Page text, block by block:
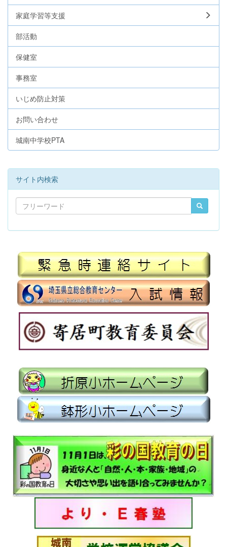
家庭学習等支援
部活動
保健室
事務室
いじめ防止対策
お問い合わせ
城南中学校PTA
サイト内検索